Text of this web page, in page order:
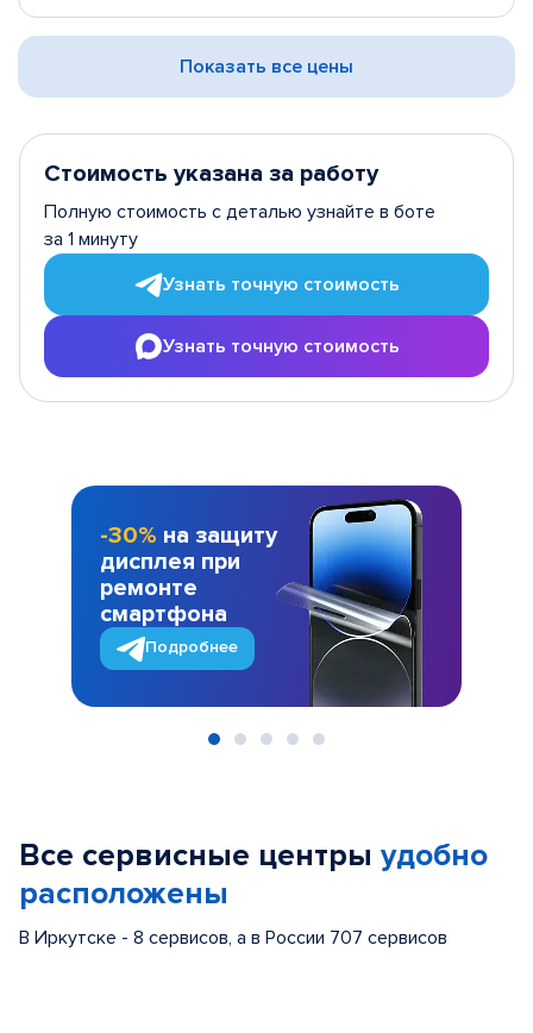
Показать все цены
Стоимость указана за работу
Полную стоимость с деталью узнайте в боте
за 1 минуту
Узнать точную стоимость
Узнать точную стоимость
-30% на защиту
дисплея при
ремонте
смартфона
Подробнее
Все сервисные центры удобно
расположены
В Иркутске - 8 сервисов, а в России 707 сервисов